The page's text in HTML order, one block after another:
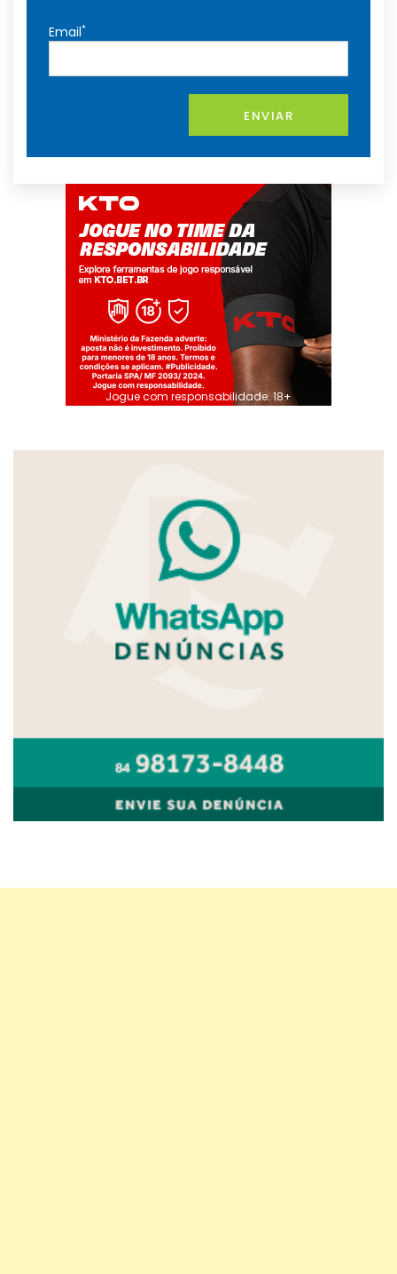
Email*
ENVIAR
Jogue com responsabilidade. 18+